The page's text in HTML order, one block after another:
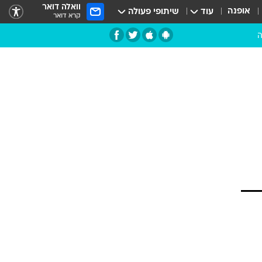
אופנה עוד שיתופי פעולה וואלה דואר
קרא דואר